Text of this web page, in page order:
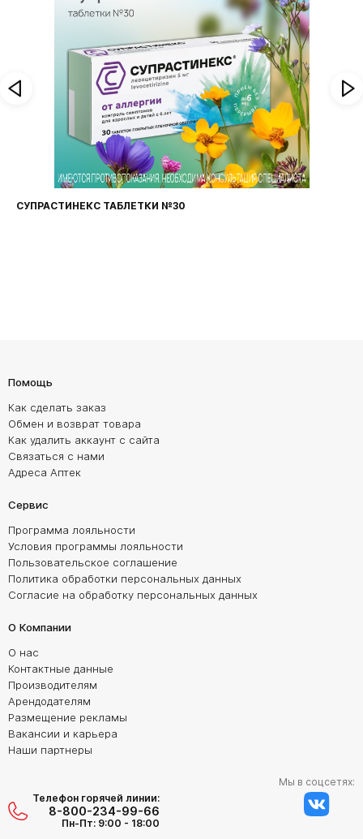
СУПРАСТИНЕКС ТАБЛЕТКИ №30
Помощь
Как сделать заказ
Обмен и возврат товара
Как удалить аккаунт с сайта
Связаться с нами
Адреса Аптек
Сервис
Программа лояльности
Условия программы лояльности
Пользовательское соглашение
Политика обработки персональных данных
Согласие на обработку персональных данных
О Компании
О нас
Контактные данные
Производителям
Арендодателям
Размещение рекламы
Вакансии и карьера
Наши партнеры
Телефон горячей линии:
8-800-234-99-66
Пн-Пт: 9:00 - 18:00
Мы в соцсетях: